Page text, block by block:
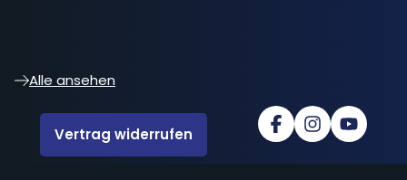
Alle ansehen
Vertrag widerrufen